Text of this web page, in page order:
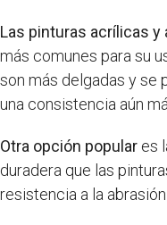
Las pinturas acrílicas y
más comunes para su
son más delgadas y se
una consistencia aún
Otra opción popular es
duradera que las
resistencia a la